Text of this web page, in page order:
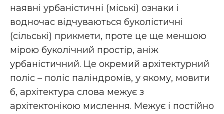
наявні урбаністичні (міські) ознаки і
водночас відчуваються буколістичні
(сільські) прикмети, проте це ще меншою
мірою буколічний простір, аніж
урбаністичний. Це окремий архітектурний
поліс – поліс паліндромів, у якому, мовити
б, архітектура слова межує з
архітектонікою мислення. Межує і постійно